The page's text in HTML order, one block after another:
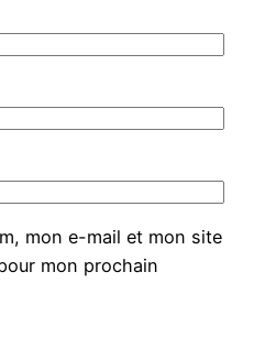
mon e-mail et mon site
mon prochain